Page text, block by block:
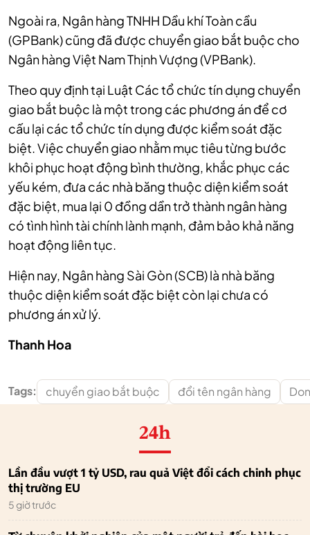
Ngoài ra, Ngân hàng TNHH Dầu khí Toàn cầu
(GPBank) cũng đã được chuyển giao bắt buộc cho
Ngân hàng Việt Nam Thịnh Vượng (VPBank).
Theo quy định tại Luật Các tổ chức tín dụng chuyển
giao bắt buộc là một trong các phương án để cơ
cấu lại các tổ chức tín dụng được kiểm soát đặc
biệt. Việc chuyển giao nhằm mục tiêu từng bước
khôi phục hoạt động bình thường, khắc phục các
yếu kém, đưa các nhà băng thuộc diện kiểm soát
đặc biệt, mua lại 0 đồng dần trở thành ngân hàng
có tình hình tài chính lành mạnh, đảm bảo khả năng
hoạt động liên tục.
Hiện nay, Ngân hàng Sài Gòn (SCB) là nhà băng
thuộc diện kiểm soát đặc biệt còn lại chưa có
phương án xử lý.
Thanh Hoa
Tags: chuyển giao bắt buộc đổi tên ngân hàng
24h
Lần đầu vượt 1 tỷ USD, rau quả Việt đổi cách chinh phục
thị trường EU
5 giờ trước